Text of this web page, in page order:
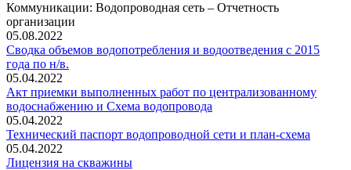
Коммуникации: Водопроводная сеть – Отчетность
организации
05.08.2022
Сводка объемов водопотребления и водоотведения с 2015
года по н/в.
05.04.2022
Акт приемки выполненных работ по централизованному
водоснабжению и Схема водопровода
05.04.2022
Технический паспорт водопроводной сети и план-схема
05.04.2022
Лицензия на скважины